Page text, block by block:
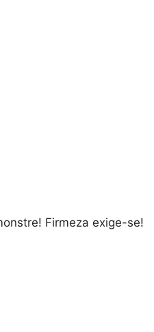
Firmeza exige-se!